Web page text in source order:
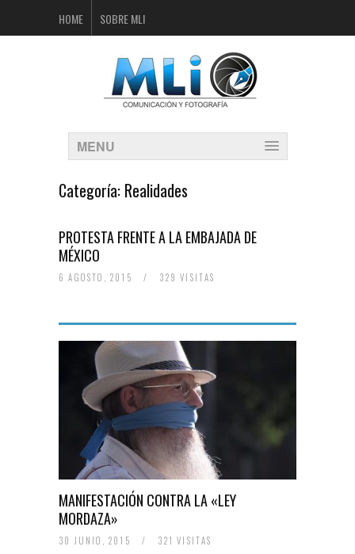
HOME SOBRE MLI
MENU
Categoría: Realidades
PROTESTA FRENTE A LA EMBAJADA DE
MÉXICO
6 AGOSTO, 2015 / 329 VISITAS
MANIFESTACIÓN CONTRA LA «LEY
MORDAZA»
30 JUNIO, 2015 / 321 VISITAS